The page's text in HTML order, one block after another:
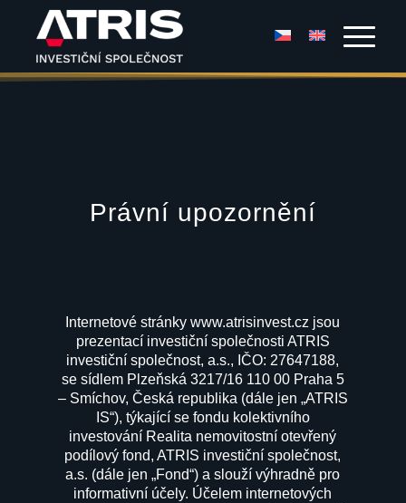
Právní upozornění
Internetové stránky www.atrisinvest.cz jsou
prezentací investiční společnosti ATRIS
investiční společnost, a.s., IČO: 27647188,
se sídlem Plzeňská 3217/16 110 00 Praha 5
– Smíchov, Česká republika (dále jen „ATRIS
IS“), týkající se fondu kolektivního
investování Realita nemovitostní otevřený
podílový fond, ATRIS investiční společnost,
a.s. (dále jen „Fond“) a slouží výhradně pro
informativní účely. Účelem internetových